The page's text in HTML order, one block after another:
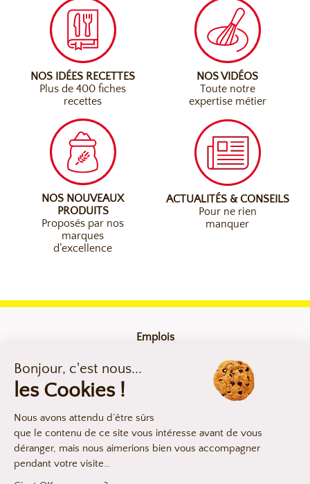
NOS IDÉES RECETTES
Plus de 400 fiches
recettes
NOS VIDÉOS
Toute notre
expertise métier
NOS NOUVEAUX
PRODUITS
Proposés par nos
marques
d’excellence
ACTUALITÉS & CONSEILS
Pour ne rien
manquer
Emplois
Mentions légales
Compliance
Déclaration d’accessibilité